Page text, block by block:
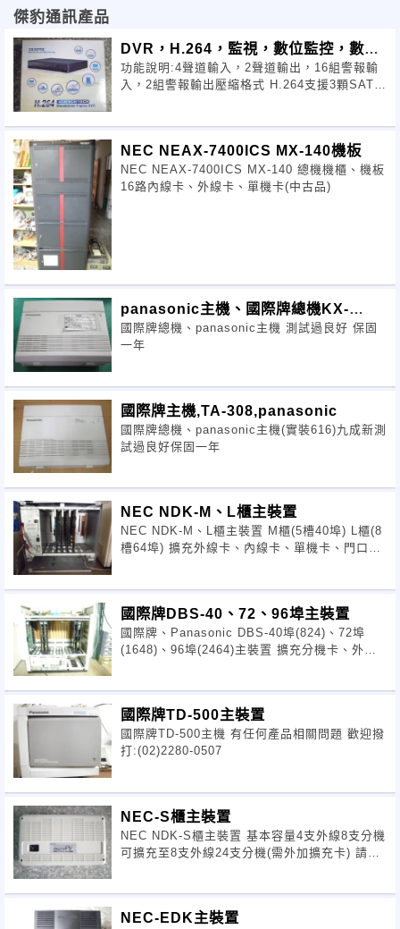
傑豹通訊產品
DVR，H.264，監視，數位監控，數位
錄放影機
功能說明:4聲道輸入，2聲道輸出，16組警報輸
入，2組警報輸出壓縮格式 H.264支援3顆SATA
NEC NEAX-7400ICS MX-140機板
NEC NEAX-7400ICS MX-140 總機機櫃、機板
16路內線卡、外線卡、單機卡(中古品)
panasonic主機、國際牌總機KX-
TA624
國際牌總機、panasonic主機 測試過良好 保固
一年
國際牌主機,TA-308,panasonic
國際牌總機、panasonic主機(實裝616)九成新測
試過良好保固一年
NEC NDK-M、L櫃主裝置
NEC NDK-M、L櫃主裝置 M櫃(5槽40埠) L櫃(8
槽64埠) 擴充外線卡、內線卡、單機卡、門口機
國際牌DBS-40、72、96埠主裝置
國際牌、Panasonic DBS-40埠(824)、72埠
(1648)、96埠(2464)主裝置 擴充分機卡、外線
國際牌TD-500主裝置
國際牌TD-500主機 有任何產品相關問題 歡迎撥
打:(02)2280-0507
NEC-S櫃主裝置
NEC NDK-S櫃主裝置 基本容量4支外線8支分機
可擴充至8支外線24支分機(需外加擴充卡) 請電
NEC-EDK主裝置